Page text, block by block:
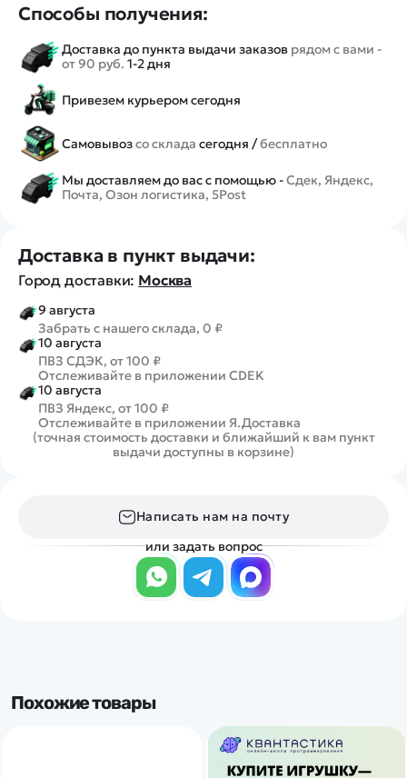
Способы получения:
Доставка до пункта выдачи заказов рядом с вами -
от 90 руб. 1-2 дня
Привезем курьером сегодня
Самовывозсо склада сегодня /бесплатно
Мы доставляем до вас с помощью -Сдек, Яндекс,
Почта, Озон логистика, 5Post
Доставка в пункт выдачи:
Город доставки: Москва
9 августа
Забрать с нашего склада, 0 ₽
10 августа
ПВЗ СДЭК, от 100 ₽
Отслеживайте в приложении CDEK
10 августа
ПВЗ Яндекс, от 100 ₽
Отслеживайте в приложении Я.Доставка
(точная стоимость доставки и ближайший к вам пункт
выдачи доступны в корзине)
Написать нам на почту
или задать вопрос
Похожие товары